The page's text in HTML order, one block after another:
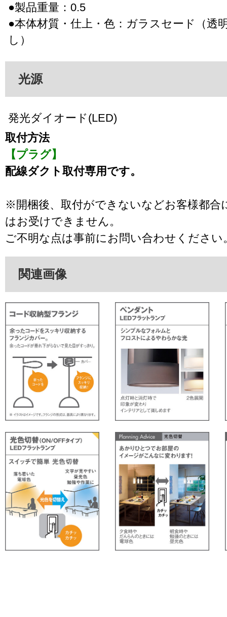
●製品重量：0.5
●本体材質・仕上・色：ガラスセード（透
し）
光源
発光ダイオード(LED)
取付方法
【プラグ】
配線ダクト取付専用です。
※開梱後、取付ができないなどお客様都合
はお受けできません。
ご不明な点は事前にお問い合わせください
関連画像